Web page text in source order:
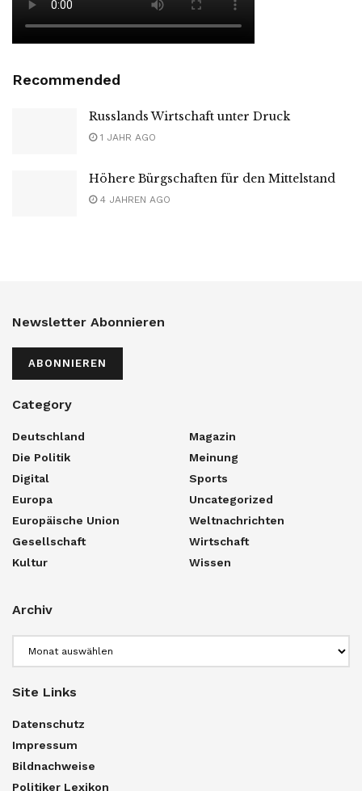
Recommended
Russlands Wirtschaft unter Druck
1 JAHR AGO
Höhere Bürgschaften für den Mittelstand
4 JAHREN AGO
Newsletter Abonnieren
ABONNIEREN
Category
Deutschland
Die Politik
Digital
Europa
Europäische Union
Gesellschaft
Kultur
Magazin
Meinung
Sports
Uncategorized
Weltnachrichten
Wirtschaft
Wissen
Archiv
Site Links
Datenschutz
Impressum
Bildnachweise
Politiker Lexikon